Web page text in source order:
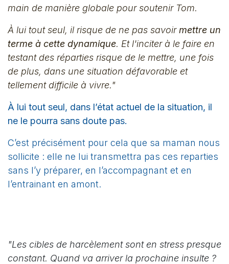
main de manière globale pour soutenir Tom.
À lui tout seul, il risque de ne pas savoirmettre un
terme à cette dynamique. Et l'inciter à le faire en
testant des réparties risque de le mettre, une fois
de plus, dans une situation défavorable et
tellement difficile à vivre."
À lui tout seul, dans l’état actuel de la situation, il
ne le pourra sans doute pas.
C’est précisément pour cela que sa maman nous
sollicite : elle ne lui transmettra pas ces reparties
sans l’y préparer, en l’accompagnant et en
l’entrainant en amont.
"Les cibles de harcèlement sont en stress presque
constant. Quand va arriver la prochaine insulte ?